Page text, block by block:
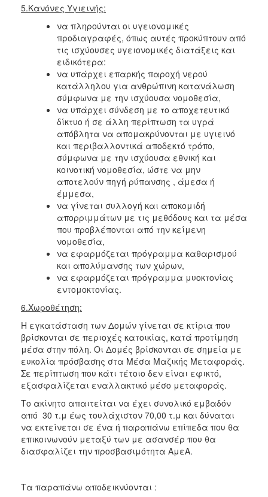
5.Κανόνες Υγιεινής:
να πληρούνται οι υγειονομικές
προδιαγραφές, όπως αυτές προκύπτουν από
τις ισχύουσες υγειονομικές διατάξεις και
ειδικότερα:
να υπάρχει επαρκής παροχή νερού
κατάλληλου για ανθρώπινη κατανάλωση
σύμφωνα με την ισχύουσα νομοθεσία,
να υπάρχει σύνδεση με το αποχετευτικό
δίκτυο ή σε άλλη περίπτωση τα υγρά
απόβλητα να απομακρύνονται με υγιεινό
και περιβαλλοντικά αποδεκτό τρόπο,
σύμφωνα με την ισχύουσα εθνική και
κοινοτική νομοθεσία, ώστε να μην
αποτελούν πηγή ρύπανσης , άμεσα ή
έμμεσα,
να γίνεται συλλογή και αποκομιδή
απορριμμάτων με τις μεθόδους και τα μέσα
που προβλέπονται από την κείμενη
νομοθεσία,
να εφαρμόζεται πρόγραμμα καθαρισμού
και απολύμανσης των χώρων,
να εφαρμόζεται πρόγραμμα μυοκτονίας
εντομοκτονίας.
6.Χωροθέτηση:
Η εγκατάσταση των Δομών γίνεται σε κτίρια που
βρίσκονται σε περιοχές κατοικίας, κατά προτίμηση
μέσα στην πόλη. Οι Δομές βρίσκονται σε σημεία με
ευκολία πρόσβασης στα Μέσα Μαζικής Μεταφοράς.
Σε περίπτωση που κάτι τέτοιο δεν είναι εφικτό,
εξασφαλίζεται εναλλακτικό μέσο μεταφοράς.
Το ακίνητο απαιτείται να έχει συνολικό εμβαδόν
από 30 τ.μ έως τουλάχιστον 70,00 τ.μ και δύναται
να εκτείνεται σε ένα ή παραπάνω επίπεδα που θα
επικοινωνούν μεταξύ των με ασανσέρ που θα
διασφαλίζει την προσβασιμότητα ΑμεΑ.
Τα παραπάνω αποδεικνύονται :